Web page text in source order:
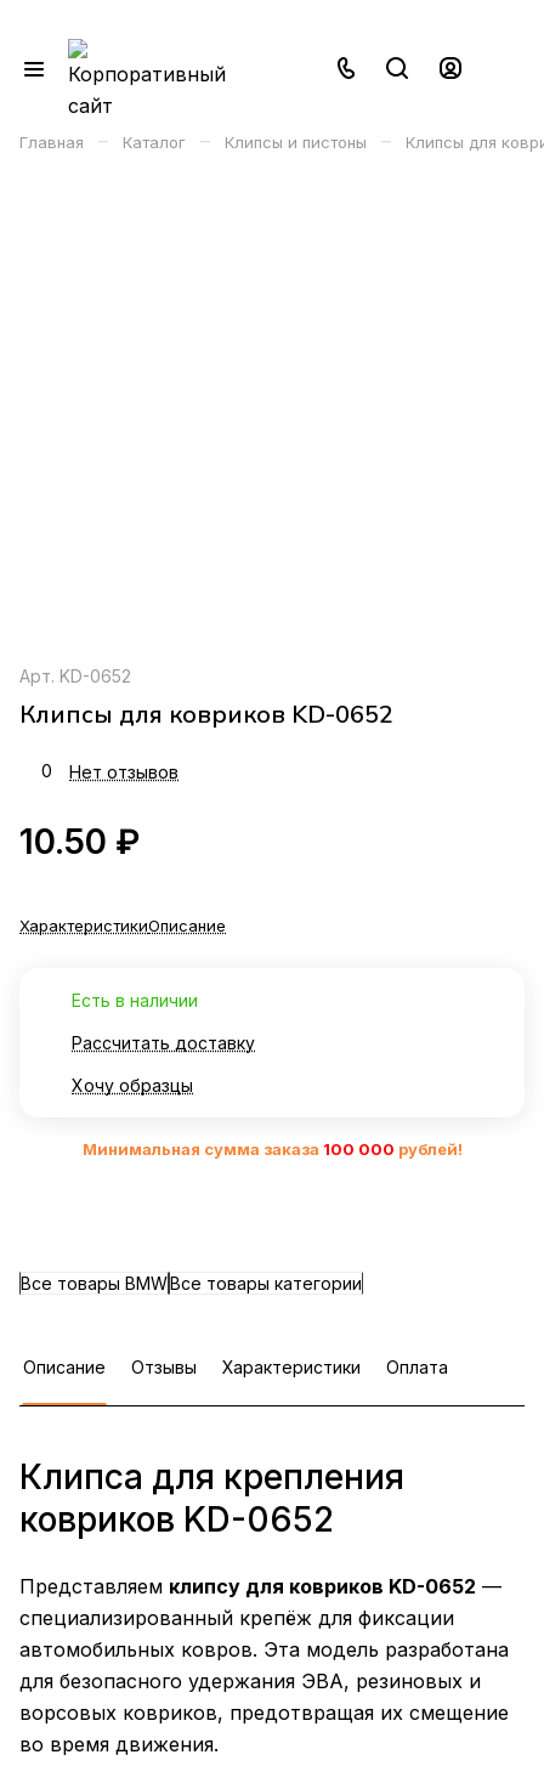
Главная – Каталог – Клипсы и пистоны – Клипсы для
Арт. KD-0652
Клипсы для ковриков KD-0652
0 Нет отзывов
10.50 ₽
ХарактеристикиОписание
Есть в наличии
Рассчитать доставку
Хочу образцы
Минимальная сумма заказа 100 000 рублей!
Все товары BMWВсе товары категории
Описание Отзывы Характеристики Оплата
Клипса для крепления
ковриков KD-0652
Представляем клипсу для ковриков KD-0652 —
специализированный крепёж для фиксации
автомобильных ковров. Эта модель разработана
для безопасного удержания ЭВА, резиновых и
ворсовых ковриков, предотвращая их смещение
во время движения.